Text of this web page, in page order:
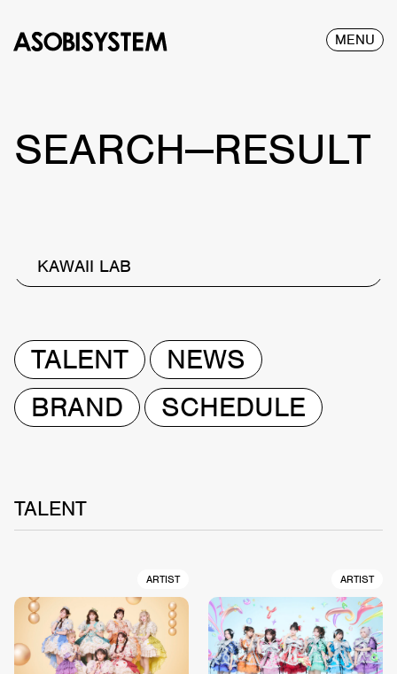
MENU
SEARCH—RESULT
KAWAII LAB
TALENT
NEWS
BRAND
SCHEDULE
TALENT
ARTIST ARTIST